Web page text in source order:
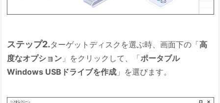
ステップ2.ターゲットディスクを選ぶ時、画面下の「高
度なオプション 」をクリックして、「ポータブル
Windows USBドライブを作成 」を選びます。